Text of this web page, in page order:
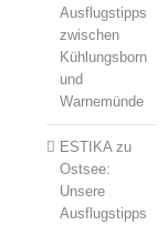
Ausflugstipps
zwischen
Kühlungsborn
und
Warnemünde
ESTIKAzu
Ostsee:
Unsere
Ausflugstipps